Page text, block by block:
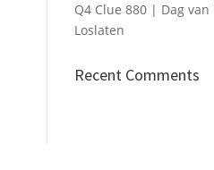
Q4 Clue 880 | Dag van
Loslaten
Recent Comments